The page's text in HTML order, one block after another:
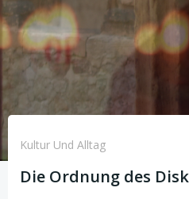
Kultur Und Alltag
Die Ordnung des